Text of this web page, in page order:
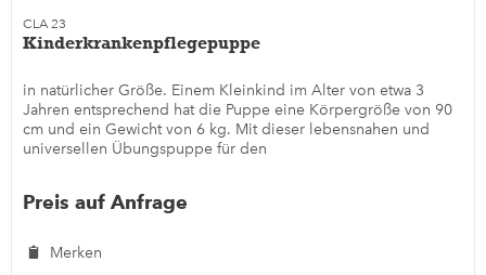
CLA 23
Kinderkrankenpflegepuppe
in natürlicher Größe. Einem Kleinkind im Alter von etwa 3
Jahren entsprechend hat die Puppe eine Körpergröße von 90
cm und ein Gewicht von 6 kg. Mit dieser lebensnahen und
universellen Übungspuppe für den
Preis auf Anfrage
Merken